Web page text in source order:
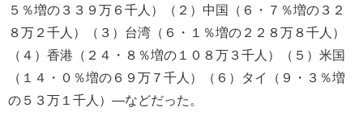
５％増の３３９万６千人）（２）中国（６・７％増の３２
８万２千人）（３）台湾（６・１％増の２２８万８千人）
（４）香港（２４・８％増の１０８万３千人）（５）米国
（１４・０％増の６９万７千人）（６）タイ（９・３％増
の５３万１千人）―などだった。